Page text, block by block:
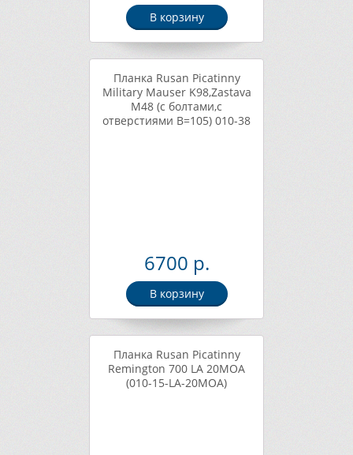
В корзину
Планка Rusan Picatinny
Military Mauser K98,Zastava
M48 (c болтами,с
отверстиями B=105) 010-38
6700 р.
В корзину
Планка Rusan Picatinny
Remington 700 LA 20MOA
(010-15-LA-20MOA)